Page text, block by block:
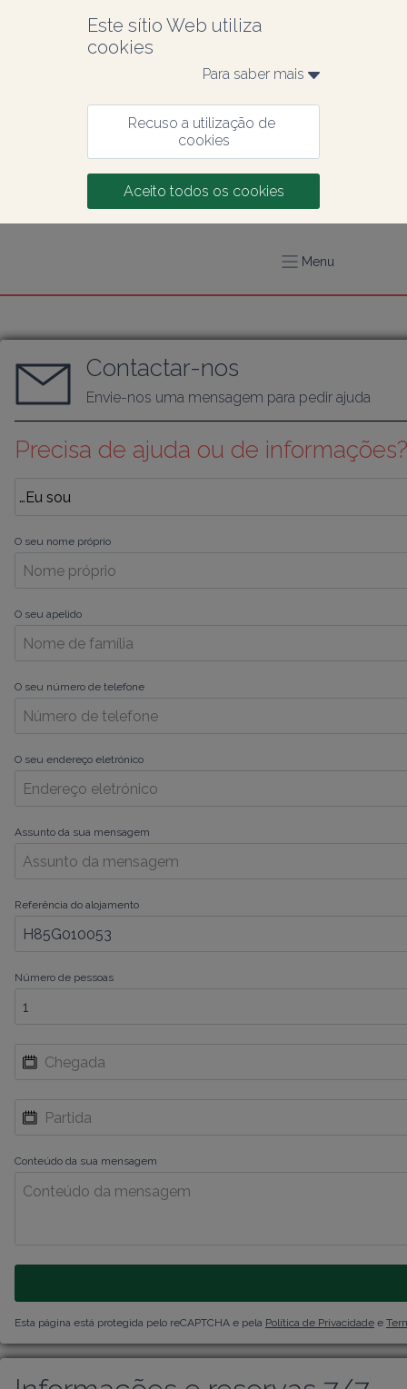
Este sítio Web utiliza
cookies
Para saber mais
Recuso a utilização de
cookies
Aceito todos os cookies
Menu
Contactar-nos
Envie-nos uma mensagem para pedir ajuda
Precisa de ajuda ou de informações?
O seu nome próprio
O seu apelido
O seu número de telefone
O seu endereço eletrónico
Assunto da sua mensagem
Referência do alojamento
Número de pessoas
Conteúdo da sua mensagem
Esta página está protegida pelo reCAPTCHA e pela Política de Privacidade e